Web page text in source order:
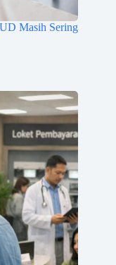
Masih Sering